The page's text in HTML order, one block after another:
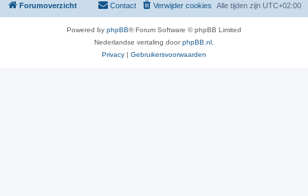
Forumoverzicht Alle tijden zijn UTC+02:00
Verwijder cookies
Contact
Powered by phpBB® Forum Software © phpBB Limited
Nederlandse vertaling doorphpBB.nl
Privacy | Gebruikersvoorwaarden